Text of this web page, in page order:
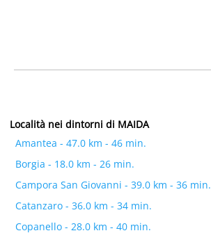
Località nei dintorni di MAIDA
Amantea - 47.0 km - 46 min.
Borgia - 18.0 km - 26 min.
Campora San Giovanni - 39.0 km - 36 min.
Catanzaro - 36.0 km - 34 min.
Copanello - 28.0 km - 40 min.